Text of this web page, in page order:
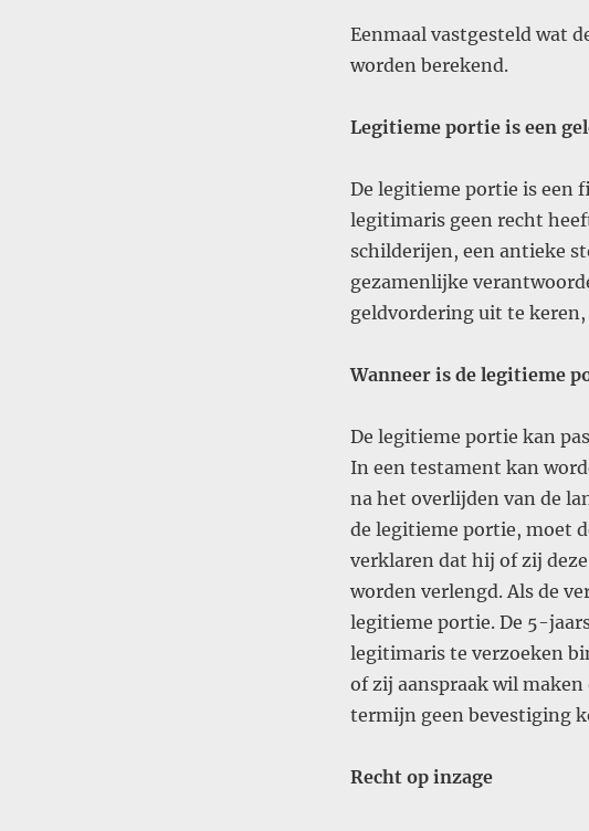
Eenmaal vastgesteld wat
worden berekend.
Legitieme portie is een
De legitieme portie is een
legitimaris geen recht
schilderijen, een antieke
gezamenlijke
geldvordering uit te keren,
Wanneer is de legitieme
De legitieme portie kan
In een testament kan
na het overlijden van de
de legitieme portie, moet
verklaren dat hij of zij
worden verlengd. Als de
legitieme portie. De 5-
legitimaris te verzoeken
of zij aanspraak wil
termijn geen bevestiging
Recht op inzage